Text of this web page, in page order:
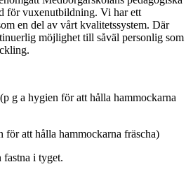
för vuxenutbildning. Vi har ett
en del av vårt kvalitetssystem. Där
möjlighet till såväl personlig som
g a hygien för att hålla hammockarna
för att hålla hammockarna fräscha)
fastna i tyget.